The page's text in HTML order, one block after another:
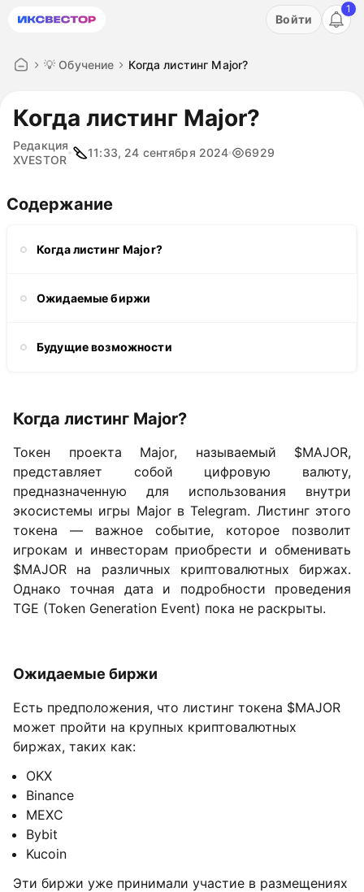
Акция: бесплатный пробный период на 3 дня!
Войти
1
💡 Обучение Когда листинг Major?
Когда листинг Major?
Редакция
XVESTOR
11:33, 24 сентября 2024 6929
Содержание
Когда листинг Major?
Ожидаемые биржи
Будущие возможности
Когда листинг Major?
Токен проекта Major, называемый $MAJOR,
представляет собой цифровую валюту,
предназначенную для использования внутри
экосистемы игры Major в Telegram. Листинг этого
токена — важное событие, которое позволит
игрокам и инвесторам приобрести и обменивать
$MAJOR на различных криптовалютных биржах.
Однако точная дата и подробности проведения
TGE (Token Generation Event) пока не раскрыты.
Ожидаемые биржи
Есть предположения, что листинг токена $MAJOR
может пройти на крупных криптовалютных
биржах, таких как:
OKX
Binance
MEXC
Bybit
Kucoin
Эти биржи уже принимали участие в размещениях